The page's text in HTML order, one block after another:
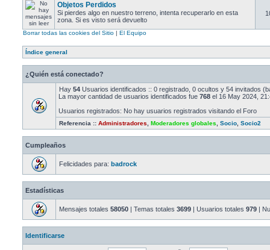
Objetos Perdidos
Si pierdes algo en nuestro terreno, intenta recuperarlo en esta
zona. Si es visto será devuelto
Borrar todas las cookies del Sitio | El Equipo
Índice general
¿Quién está conectado?
Hay 54 Usuarios identificados :: 0 registrado, 0 ocultos y 54 invitados
La mayor cantidad de usuarios identificados fue 768 el 16 May 2024,
Usuarios registrados: No hay usuarios registrados visitando el Foro
Referencia :: Administradores Moderadores globales Socio Socio2
Cumpleaños
Felicidades para: badrock
Estadísticas
Mensajes totales 58050 | Temas totales 3699 | Usuarios totales 979 |
Identificarse